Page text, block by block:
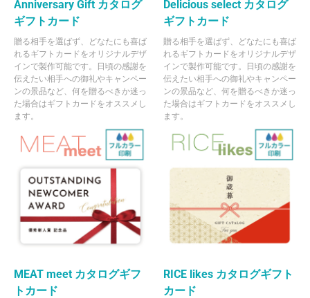
Anniversary Gift カタログ
ギフトカード
贈る相手を選ばず、どなたにも喜ば
れるギフトカードをオリジナルデザ
インで製作可能です。日頃の感謝を
伝えたい相手への御礼やキャンペー
ンの景品など、何を贈るべきか迷っ
た場合はギフトカードをオススメし
ます。
Delicious select カタログ
ギフトカード
贈る相手を選ばず、どなたにも喜ば
れるギフトカードをオリジナルデザ
インで製作可能です。日頃の感謝を
伝えたい相手への御礼やキャンペー
ンの景品など、何を贈るべきか迷っ
た場合はギフトカードをオススメし
ます。
MEAT meet カタログギフ
トカード
RICE likes カタログギフト
カード